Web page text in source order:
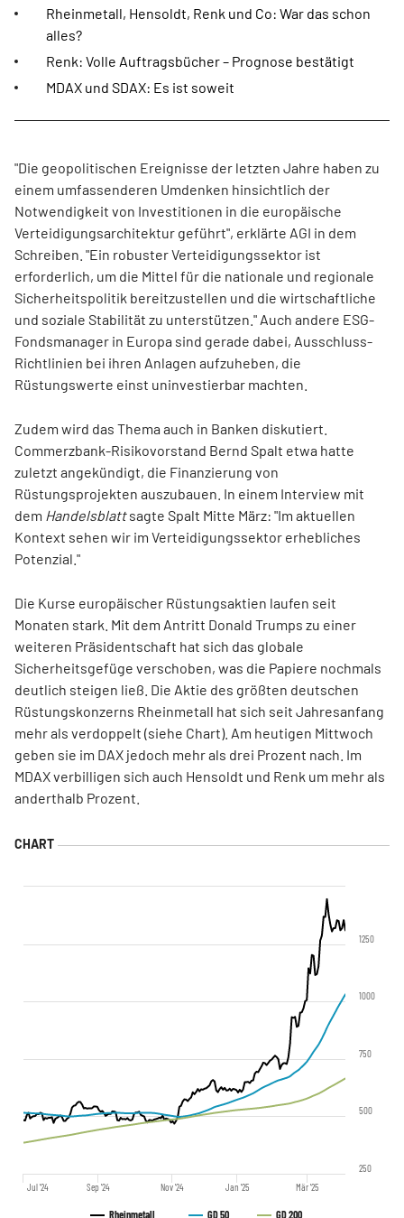
Rheinmetall, Hensoldt, Renk und Co: War das schon
alles?
Renk: Volle Auftragsbücher – Prognose bestätigt
MDAX und SDAX: Es ist soweit
"Die geopolitischen Ereignisse der letzten Jahre haben zu
einem umfassenderen Umdenken hinsichtlich der
Notwendigkeit von Investitionen in die europäische
Verteidigungsarchitektur geführt", erklärte AGI in dem
Schreiben. "Ein robuster Verteidigungssektor ist
erforderlich, um die Mittel für die nationale und regionale
Sicherheitspolitik bereitzustellen und die wirtschaftliche
und soziale Stabilität zu unterstützen." Auch andere ESG-
Fondsmanager in Europa sind gerade dabei, Ausschluss-
Richtlinien bei ihren Anlagen aufzuheben, die
Rüstungswerte einst uninvestierbar machten.
Zudem wird das Thema auch in Banken diskutiert.
Commerzbank-Risikovorstand Bernd Spalt etwa hatte
zuletzt angekündigt, die Finanzierung von
Rüstungsprojekten auszubauen. In einem Interview mit
dem Handelsblattsagte Spalt Mitte März: "Im aktuellen
Kontext sehen wir im Verteidigungssektor erhebliches
Potenzial."
Die Kurse europäischer Rüstungsaktien laufen seit
Monaten stark. Mit dem Antritt Donald Trumps zu einer
weiteren Präsidentschaft hat sich das globale
Sicherheitsgefüge verschoben, was die Papiere nochmals
deutlich steigen ließ. Die Aktie des größten deutschen
Rüstungskonzerns Rheinmetall hat sich seit Jahresanfang
mehr als verdoppelt (siehe Chart). Am heutigen Mittwoch
geben sie im DAX jedoch mehr als drei Prozent nach. Im
MDAX verbilligen sich auch Hensoldt und Renk um mehr als
anderthalb Prozent.
Rheinmetall GD 50 GD 200
Jul '24 Sep '24 Nov '24 Jan '25 Mär '25
250
500
750
1000
1250